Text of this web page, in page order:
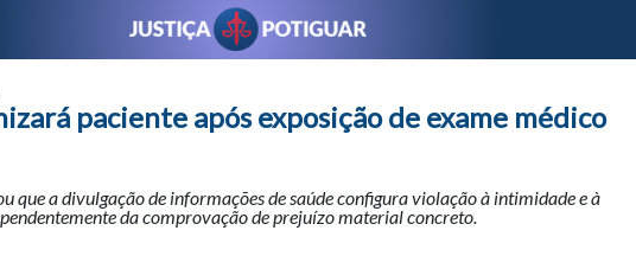
paciente após exposição de exame médico
que a divulgação de informações de saúde configura violação à intimidade e à
da comprovação de prejuízo material concreto.